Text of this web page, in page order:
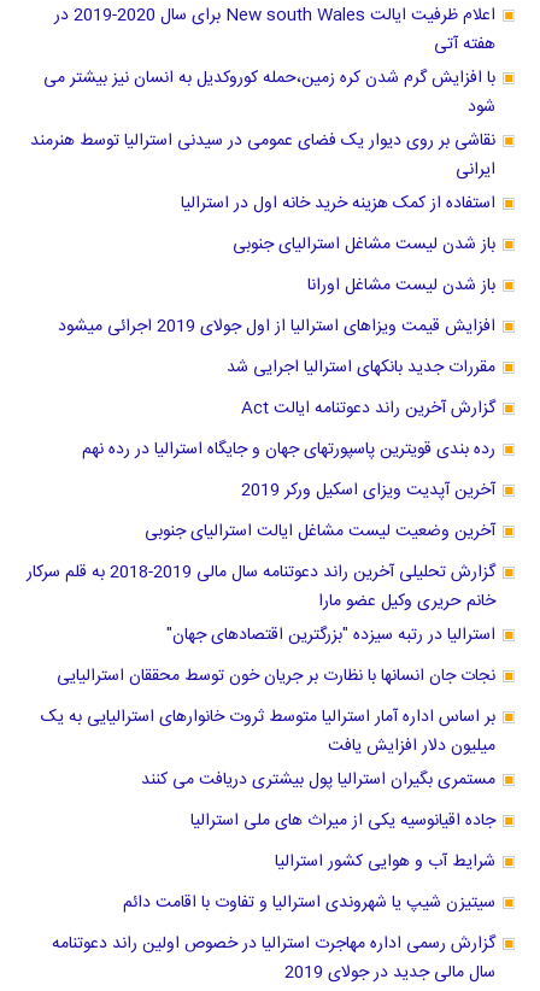
اعلام ظرفیت ایالت New south Wales برای سال 2020-2019 در
هفته آتی
با افزایش گرم شدن کره زمین،حمله کوروکدیل به انسان نیز بیشتر می
شود
نقاشی بر روی دیوار یک فضای عمومی در سیدنی استرالیا توسط هنرمند
ایرانی
استفاده از کمک هزینه خرید خانه اول در استرالیا
باز شدن لیست مشاغل استرالیای جنوبی
باز شدن لیست مشاغل اورانا
افزایش قیمت ویزاهای استرالیا از اول جولای 2019 اجرائی میشود
مقررات جدید بانکهای استرالیا اجرایی شد
گزارش آخرین راند دعوتنامه ایالت Act
رده بندی قویترین پاسپورتهای جهان و جایگاه استرالیا در رده نهم
آخرین آپدیت ویزای اسکیل ورکر 2019
آخرین وضعیت لیست مشاغل ایالت استرالیای جنوبی
گزارش تحلیلی آخرین راند دعوتنامه سال مالی 2019-2018 به قلم سرکار
خانم حریری وکیل عضو مارا
استرالیا در رتبه سیزده "بزرگترین اقتصادهای جهان"
نجات جان انسانها با نظارت بر جریان خون توسط محققان استرالیایی
بر اساس اداره آمار استرالیا متوسط ثروت خانوارهای استرالیایی به یک
میلیون دلار افزایش یافت
مستمری بگیران استرالیا پول بیشتری دریافت می کنند
جاده اقیانوسیه یکی از میراث های ملی استرالیا
شرایط آب و هوایی کشور استرالیا
سیتیزن شیپ یا شهروندی استرالیا و تفاوت با اقامت دائم
گزارش رسمی اداره مهاجرت استرالیا در خصوص اولین راند دعوتنامه
سال مالی جدید در جولای 2019